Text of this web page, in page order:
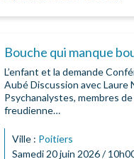
Bouche qui manque
L’enfant et la demande
Aubé Discussion avec Laure
Psychanalystes, membres de
freudienne…
Ville : Poitiers
Samedi 20 juin 2026 /